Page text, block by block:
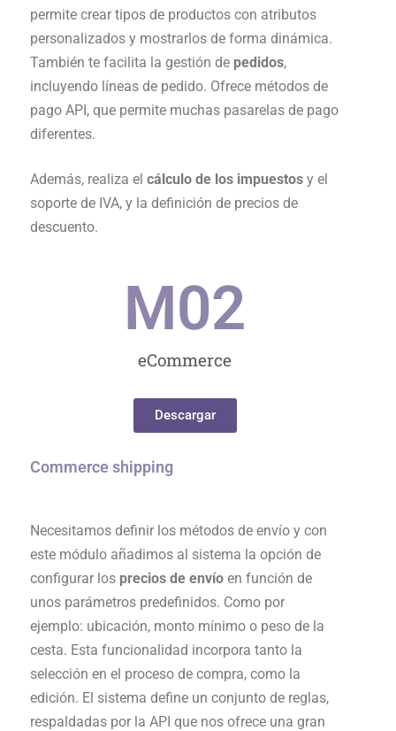
permite crear tipos de productos con atributos
personalizados y mostrarlos de forma dinámica.
También te facilita la gestión de pedidos,
incluyendo líneas de pedido. Ofrece métodos de
pago API, que permite muchas pasarelas de pago
diferentes.
Además, realiza el cálculo de los impuestos y el
soporte de IVA, y la definición de precios de
descuento.
eCommerce
M02
Descargar
Commerce shipping
Necesitamos definir los métodos de envío y con
este módulo añadimos al sistema la opción de
configurar los precios de envío en función de
unos parámetros predefinidos. Como por
ejemplo: ubicación, monto mínimo o peso de la
cesta. Esta funcionalidad incorpora tanto la
selección en el proceso de compra, como la
edición. El sistema define un conjunto de reglas,
respaldadas por la API que nos ofrece una gran